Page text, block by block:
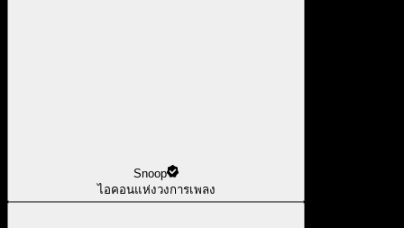
Snoop
ไอคอนแห่งวงการเพลง